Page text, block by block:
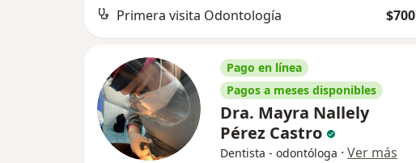
Primera visita Odontología $700
Pago en línea
Pagos a meses disponibles
Dra. Mayra Nallely
Pérez Castro
Dentista - odontóloga · Ver más